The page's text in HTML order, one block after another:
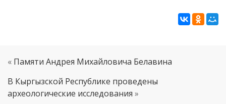
« Памяти Андрея Михайловича Белавина
В Кыргызской Республике проведены
археологические исследования »